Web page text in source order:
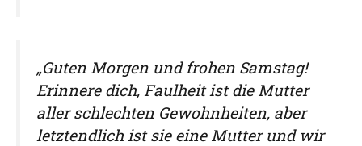
„Guten Morgen und frohen Samstag!
Erinnere dich, Faulheit ist die Mutter
aller schlechten Gewohnheiten, aber
letztendlich ist sie eine Mutter und wir